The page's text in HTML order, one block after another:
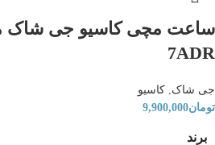
7ADR
جی شاک کاسیو
تومان9,900,000
برند